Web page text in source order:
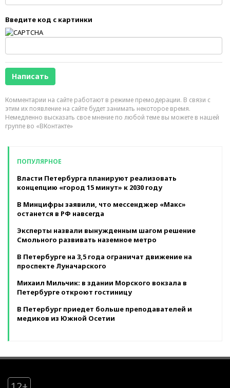
Введите код с картинки
Комментарии на сайте работают в режиме премодерации. В связи с
этим их появление на сайте будет занимать некоторое время.
Немедленно высказать свое мнение по любой теме вы можете в нашей
группе во «ВКонтакте»
ПОПУЛЯРНОЕ
Власти Петербурга планируют реализовать
концепцию «город 15 минут» к 2030 году
В Минцифры заявили, что мессенджер «Макс»
останется в РФ навсегда
Эксперты назвали вынужденным шагом решение
Смольного развивать наземное метро
В Петербурге на 3,5 года ограничат движение на
проспекте Луначарского
Михаил Мильчик: в здании Морского вокзала в
Петербурге откроют гостиницу
В Петербург приедет больше преподавателей и
медиков из Южной Осетии